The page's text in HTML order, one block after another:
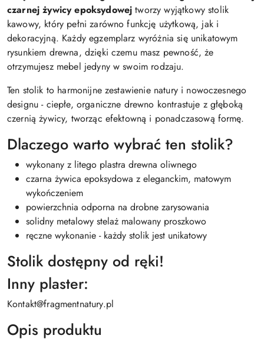
czarnej żywicy epoksydowej tworzy wyjątkowy stolik
kawowy, który pełni zarówno funkcję użytkową, jak i
dekoracyjną. Każdy egzemplarz wyróżnia się unikatowym
rysunkiem drewna, dzięki czemu masz pewność, że
otrzymujesz mebel jedyny w swoim rodzaju.
Ten stolik to harmonijne zestawienie natury i nowoczesnego
designu - ciepłe, organiczne drewno kontrastuje z głęboką
czernią żywicy, tworząc efektowną i ponadczasową formę.
Dlaczego warto wybrać ten stolik?
wykonany z litego plastra drewna oliwnego
czarna żywica epoksydowa z eleganckim, matowym
wykończeniem
powierzchnia odporna na drobne zarysowania
solidny metalowy stelaż malowany proszkowo
ręczne wykonanie - każdy stolik jest unikatowy
Stolik dostępny od ręki!
Inny plaster:
Kontakt@fragmentnatury.pl
Opis produktu